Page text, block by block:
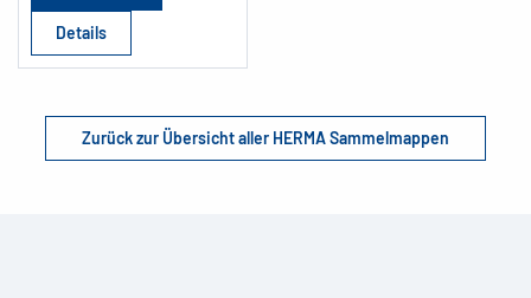
Details
Zurück zur Übersicht aller HERMA Sammelmappen